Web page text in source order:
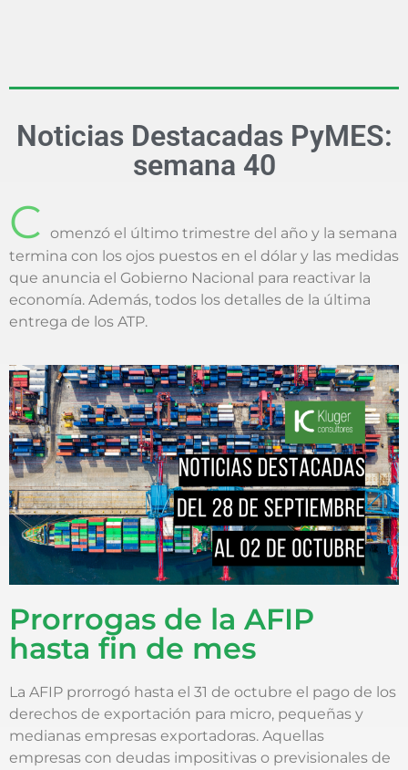
Noticias Destacadas PyMES:
semana 40
C omenzó el último trimestre del año y la semana
termina con los ojos puestos en el dólar y las medidas
que anuncia el Gobierno Nacional para reactivar la
economía. Además, todos los detalles de la última
entrega de los ATP.
Prorrogas de la AFIP
hasta fin de mes
La AFIP prorrogó hasta el 31 de octubre el pago de los
derechos de exportación para micro, pequeñas y
medianas empresas exportadoras. Aquellas
empresas con deudas impositivas o previsionales de